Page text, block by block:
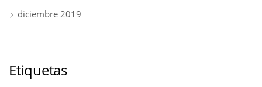
diciembre 2019
Etiquetas